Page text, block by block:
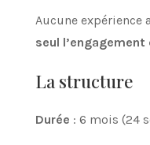
Aucune expérience
seul
La structure
Durée : 6 mois (24